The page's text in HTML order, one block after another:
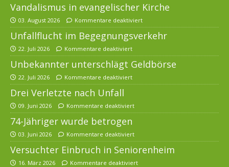
Vandalismus in evangelischer Kirche
03. August 2026 Kommentare deaktiviert
Unfallflucht im Begegnungsverkehr
22. Juli 2026 Kommentare deaktiviert
Unbekannter unterschlägt Geldbörse
22. Juli 2026 Kommentare deaktiviert
Drei Verletzte nach Unfall
09. Juni 2026 Kommentare deaktiviert
74-Jähriger wurde betrogen
03. Juni 2026 Kommentare deaktiviert
Versuchter Einbruch in Seniorenheim
16. März 2026 Kommentare deaktiviert